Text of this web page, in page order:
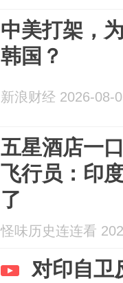
中美打架，
韩国？
新浪财经 2026-08-
五星酒店一
飞行员：印
了
怪味历史连连看
对印自卫